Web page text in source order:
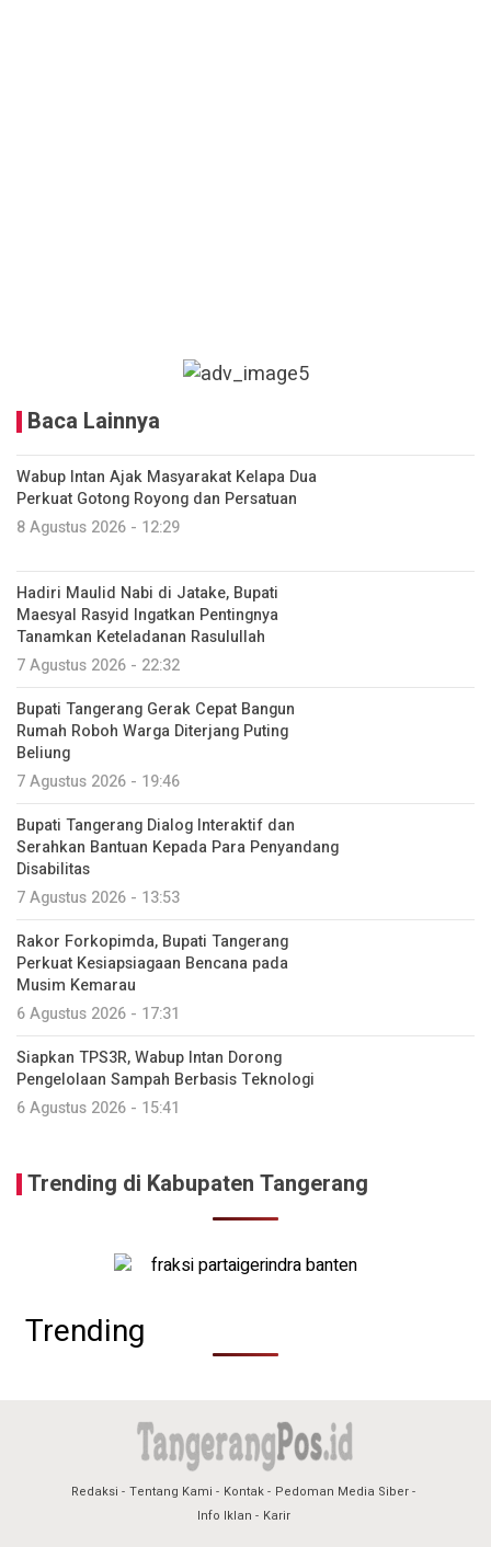
Baca Lainnya
Wabup Intan Ajak Masyarakat Kelapa Dua
Perkuat Gotong Royong dan Persatuan
8 Agustus 2026 - 12:29
Hadiri Maulid Nabi di Jatake, Bupati
Maesyal Rasyid Ingatkan Pentingnya
Tanamkan Keteladanan Rasulullah
7 Agustus 2026 - 22:32
Bupati Tangerang Gerak Cepat Bangun
Rumah Roboh Warga Diterjang Puting
Beliung
7 Agustus 2026 - 19:46
Bupati Tangerang Dialog Interaktif dan
Serahkan Bantuan Kepada Para Penyandang
Disabilitas
7 Agustus 2026 - 13:53
Rakor Forkopimda, Bupati Tangerang
Perkuat Kesiapsiagaan Bencana pada
Musim Kemarau
6 Agustus 2026 - 17:31
Siapkan TPS3R, Wabup Intan Dorong
Pengelolaan Sampah Berbasis Teknologi
6 Agustus 2026 - 15:41
Trending di Kabupaten Tangerang
Trending
Redaksi Tentang Kami Kontak
Pedoman Media Siber
Info Iklan
Karir